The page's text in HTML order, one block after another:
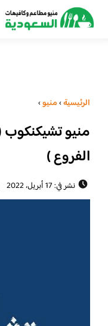
الرئيسية›منيو›
منيو تشيكنكوب
الفروع )
نشر في: 17 أبريل، 2022